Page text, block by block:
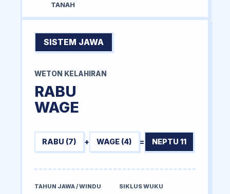
TANAH
SISTEM JAWA
WETON KELAHIRAN
RABU
WAGE
RABU (7) + WAGE (4) = NEPTU 11
TAHUN JAWA / WINDU SIKLUS WUKU